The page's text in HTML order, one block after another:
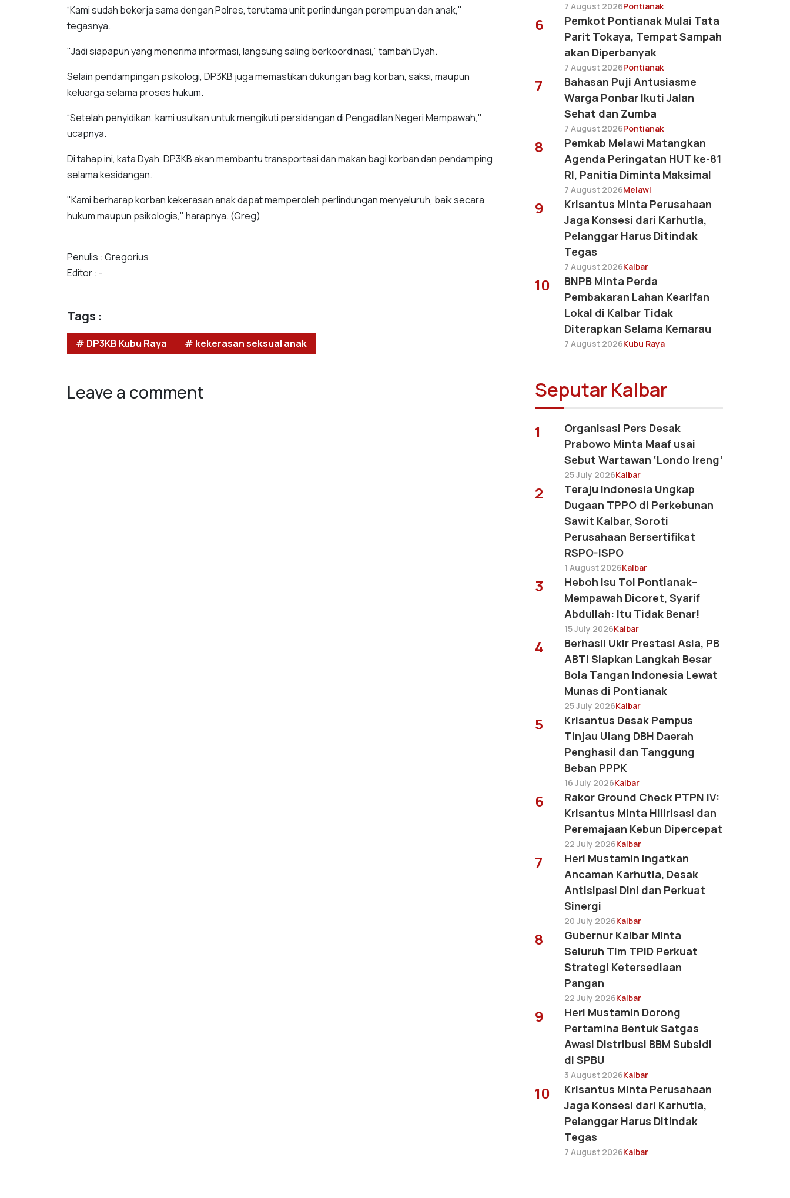
“Kami sudah bekerja sama dengan Polres, terutama unit perlindungan perempuan dan anak,"
tegasnya.
"Jadi siapapun yang menerima informasi, langsung saling berkoordinasi,” tambah Dyah.
Selain pendampingan psikologi, DP3KB juga memastikan dukungan bagi korban, saksi, maupun
keluarga selama proses hukum.
“Setelah penyidikan, kami usulkan untuk mengikuti persidangan di Pengadilan Negeri Mempawah,"
ucapnya.
Di tahap ini, kata Dyah, DP3KB akan membantu transportasi dan makan bagi korban dan pendamping
selama kesidangan.
"Kami berharap korban kekerasan anak dapat memperoleh perlindungan menyeluruh, baik secara
hukum maupun psikologis," harapnya. (Greg)
Penulis : Gregorius
Editor : -
Tags :
# DP3KB Kubu Raya # kekerasan seksual anak
Leave a comment
7 August 2026Pontianak
6
Pemkot Pontianak Mulai Tata
Parit Tokaya, Tempat Sampah
akan Diperbanyak
7 August 2026Pontianak
7
Bahasan Puji Antusiasme
Warga Ponbar Ikuti Jalan
Sehat dan Zumba
7 August 2026Pontianak
8
Pemkab Melawi Matangkan
Agenda Peringatan HUT ke-81
RI, Panitia Diminta Maksimal
7 August 2026Melawi
9
Krisantus Minta Perusahaan
Jaga Konsesi dari Karhutla,
Pelanggar Harus Ditindak
Tegas
7 August 2026Kalbar
10
BNPB Minta Perda
Pembakaran Lahan Kearifan
Lokal di Kalbar Tidak
Diterapkan Selama Kemarau
7 August 2026Kubu Raya
Seputar Kalbar
1
Organisasi Pers Desak
Prabowo Minta Maaf usai
Sebut Wartawan ‘Londo Ireng’
25 July 2026Kalbar
2
Teraju Indonesia Ungkap
Dugaan TPPO di Perkebunan
Sawit Kalbar, Soroti
Perusahaan Bersertifikat
RSPO-ISPO
1 August 2026Kalbar
3
Heboh Isu Tol Pontianak–
Mempawah Dicoret, Syarif
Abdullah: Itu Tidak Benar!
15 July 2026Kalbar
4
Berhasil Ukir Prestasi Asia, PB
ABTI Siapkan Langkah Besar
Bola Tangan Indonesia Lewat
Munas di Pontianak
25 July 2026Kalbar
5
Krisantus Desak Pempus
Tinjau Ulang DBH Daerah
Penghasil dan Tanggung
Beban PPPK
16 July 2026Kalbar
6
Rakor Ground Check PTPN IV:
Krisantus Minta Hilirisasi dan
Peremajaan Kebun Dipercepat
22 July 2026Kalbar
7
Heri Mustamin Ingatkan
Ancaman Karhutla, Desak
Antisipasi Dini dan Perkuat
Sinergi
20 July 2026Kalbar
8
Gubernur Kalbar Minta
Seluruh Tim TPID Perkuat
Strategi Ketersediaan
Pangan
22 July 2026Kalbar
9
Heri Mustamin Dorong
Pertamina Bentuk Satgas
Awasi Distribusi BBM Subsidi
di SPBU
3 August 2026Kalbar
10
Krisantus Minta Perusahaan
Jaga Konsesi dari Karhutla,
Pelanggar Harus Ditindak
Tegas
7 August 2026Kalbar